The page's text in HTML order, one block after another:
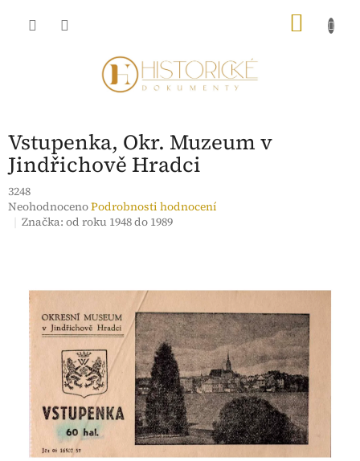
Vstupenka, Okr. Muzeum v
Jindřichově Hradci
3248
Průměrné
hodnocení
hvězdiček.
NeohodnocenoPodrobnosti hodnocení
Značka:od roku 1948 do 1989